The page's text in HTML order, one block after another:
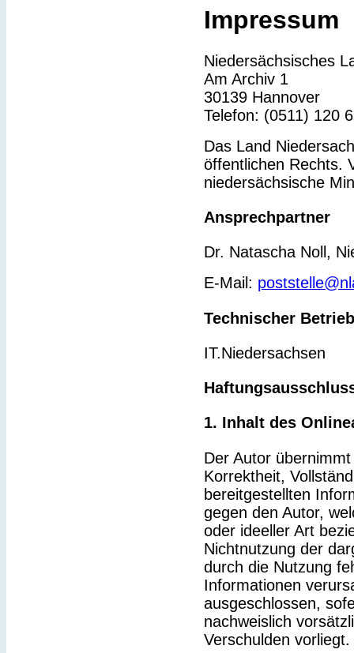
Impressum
Niedersächsisches
Am Archiv 1
30139 Hannover
Telefon: (0511) 120
Das Land
öffentlichen Rechts.
niedersächsische
Ansprechpartner
Dr. Natascha Noll,
E-Mail:
Technischer Betrieb
IT.Niedersachsen
1. Inhalt des
Der Autor
Korrektheit,
bereitgestellten
gegen den Autor,
oder ideeller Art
Nichtnutzung der
durch die Nutzung
Informationen
ausgeschlossen,
nachweislich
Verschulden vorliegt.